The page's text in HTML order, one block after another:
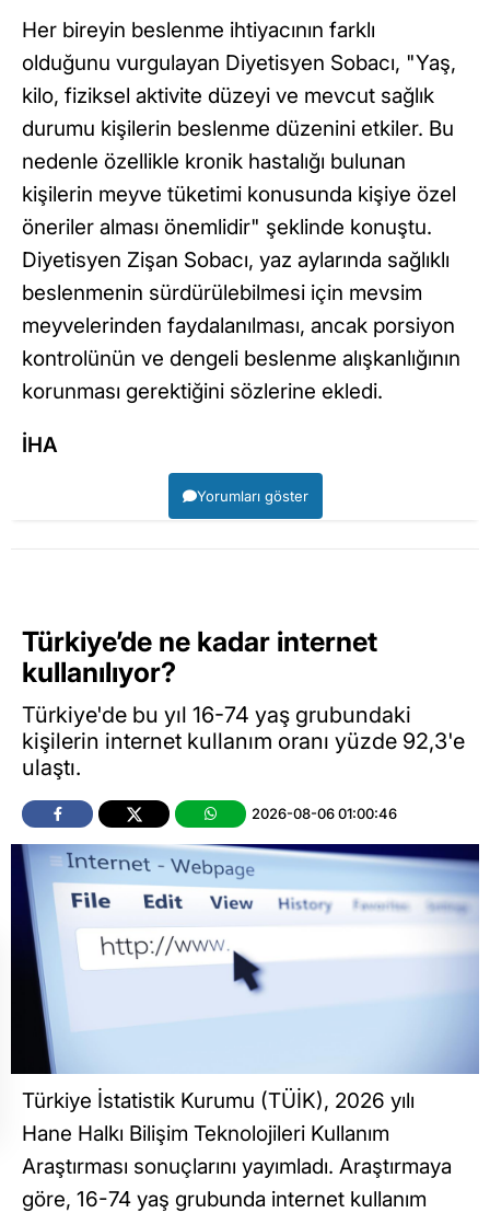
Her bireyin beslenme ihtiyacının farklı
olduğunu vurgulayan Diyetisyen Sobacı, "Yaş,
kilo, fiziksel aktivite düzeyi ve mevcut sağlık
durumu kişilerin beslenme düzenini etkiler. Bu
nedenle özellikle kronik hastalığı bulunan
kişilerin meyve tüketimi konusunda kişiye özel
öneriler alması önemlidir" şeklinde konuştu.
Diyetisyen Zişan Sobacı, yaz aylarında sağlıklı
beslenmenin sürdürülebilmesi için mevsim
meyvelerinden faydalanılması, ancak porsiyon
kontrolünün ve dengeli beslenme alışkanlığının
korunması gerektiğini sözlerine ekledi.
İHA
Yorumları göster
Türkiye’de ne kadar internet
kullanılıyor?
Türkiye'de bu yıl 16-74 yaş grubundaki
kişilerin internet kullanım oranı yüzde 92,3'e
ulaştı.
2026-08-06 01:00:46
Türkiye İstatistik Kurumu (TÜİK), 2026 yılı
Hane Halkı Bilişim Teknolojileri Kullanım
Araştırması sonuçlarını yayımladı. Araştırmaya
göre, 16-74 yaş grubunda internet kullanım